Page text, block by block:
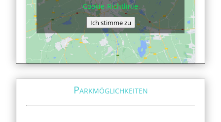
Cookie-Richtlinie
Ich stimme zu
Parkmöglichkeiten